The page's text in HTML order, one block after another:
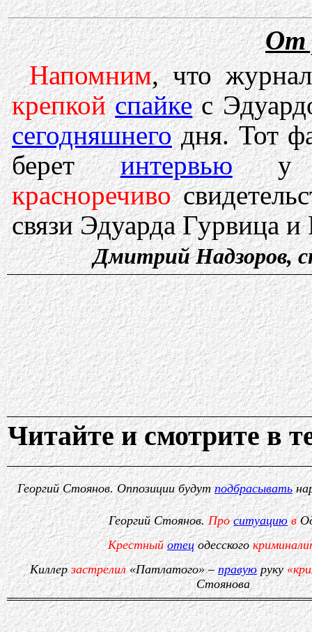
От
Напомним, что
крепкой спайкес
сегодняшнегодня. Тот
беретинтервьюу
красноречиво
связи Эдуарда Гурвица и
Дмитрий Надзоров,
Читайте и смотрите в
Георгий Стоянов. Оппозиции будутподбрасывать
Георгий Стоянов.Проситуациюв
Крестныйотец одесского
Киллерзастрелил«Патлатого» – правую руку
Стоянова